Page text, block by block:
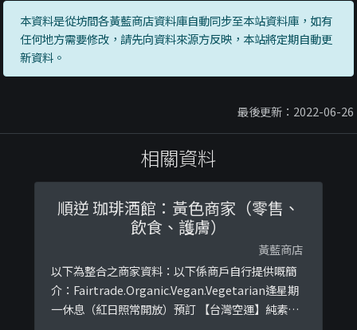
本資料是從坊間各黃藍商店資料庫自動同步至本站資料庫，如有
任何地方需要修改，請先向資料來源方反映，本站將定期自動更
新資料。
最後更新：2022-06-26
相關資料
順逆 珈琲酒館：黃色商家（零售、
飲食、護膚）
黃藍商店
以下為整合之商家資料：以下係商戶自行提供嘅簡
介：Fairtrade.Organic.Vegan.Vegetarian逢星期
一休息（紅日照常開放）預訂 【台灣空運】純素傳